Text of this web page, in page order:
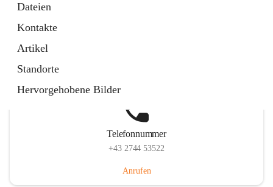
Dateien
Kontakte
Artikel
Standorte
Hervorgehobene Bilder
Telefonnummer
+43 2744 53522
Anrufen